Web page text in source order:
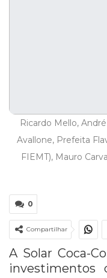
Ricardo Mello,
Avallone, Prefeita
FIEMT), Mauro
0
Compartilhar
A Solar Coca-